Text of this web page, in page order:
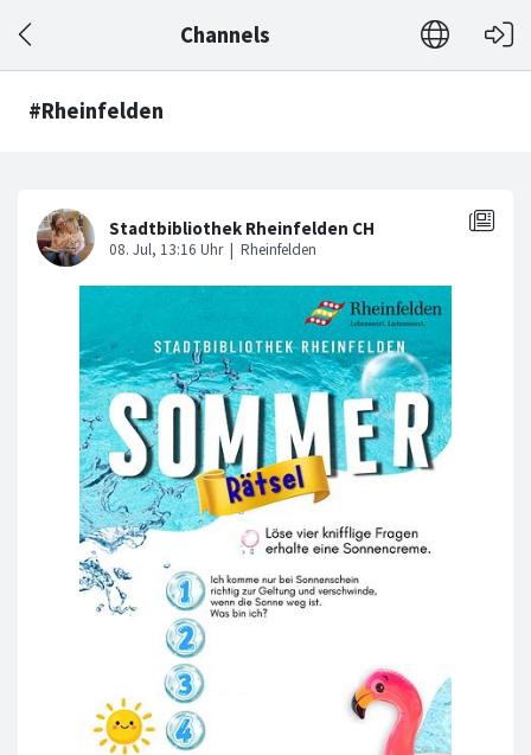
Channels
#Rheinfelden